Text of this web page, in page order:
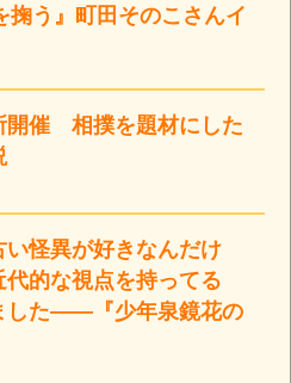
掬う』町田そのこさんイ
開催 相撲を題材にした
い怪異が好きなんだけ
代的な視点を持ってる
した――『少年泉鏡花の